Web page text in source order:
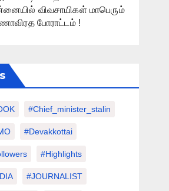
விவசாயிகள் மாபெரும்
போராட்டம் !
#chief_minister_stalin
#devakkottai
#highlights
#JOURNALIST